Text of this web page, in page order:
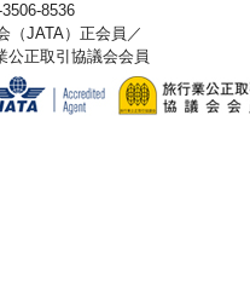
8536
（JATA）正会員／
公正取引協議会会員